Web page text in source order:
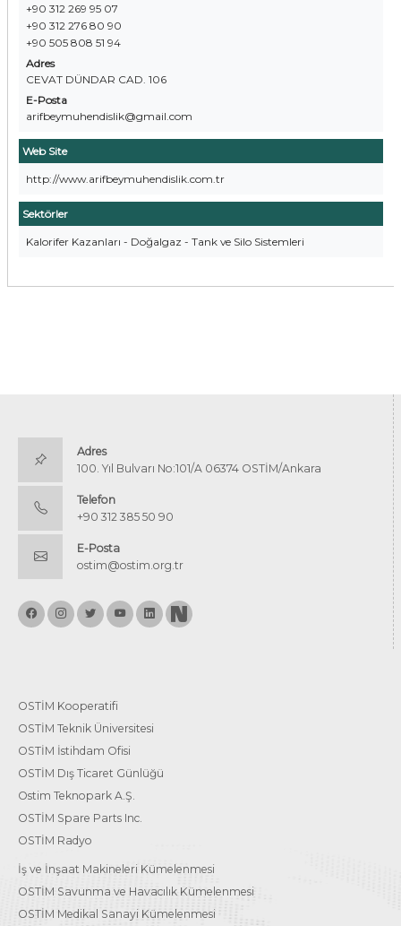
+90 312 269 95 07
+90 312 276 80 90
+90 505 808 51 94
Adres
CEVAT DÜNDAR CAD. 106
E-Posta
arifbeymuhendislik@gmail.com
Web Site
http://www.arifbeymuhendislik.com.tr
Sektörler
Kalorifer Kazanları - Doğalgaz - Tank ve Silo Sistemleri
Adres
100. Yıl Bulvarı No:101/A 06374 OSTİM/Ankara
Telefon
+90 312 385 50 90
E-Posta
ostim@ostim.org.tr
OSTİM Kooperatifi
OSTİM Teknik Üniversitesi
OSTİM İstihdam Ofisi
OSTİM Dış Ticaret Günlüğü
Ostim Teknopark A.Ş.
OSTİM Spare Parts Inc.
OSTİM Radyo
İş ve İnşaat Makineleri Kümelenmesi
OSTİM Savunma ve Havacılık Kümelenmesi
OSTİM Medikal Sanayi Kümelenmesi